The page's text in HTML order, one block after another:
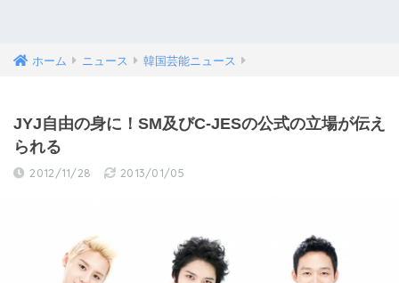
ホーム ニュース 韓国芸能ニュース
JYJ自由の身に！SM及びC-JESの公式の立場が伝え
られる
2012/11/28 2013/01/05